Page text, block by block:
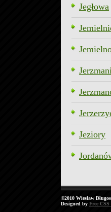
Jegłowa
Jeziory
©2010 Wiesław
Designed by Free CSS